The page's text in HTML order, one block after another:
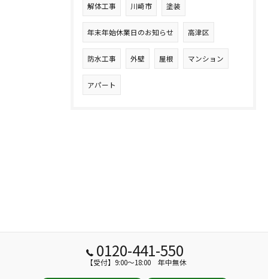
解体工事 川崎市 塗装
年末年始休業日のお知らせ 高津区
防水工事 外壁 屋根 マンション
アパート
0120-441-550
【受付】9:00～18:00 年中無休